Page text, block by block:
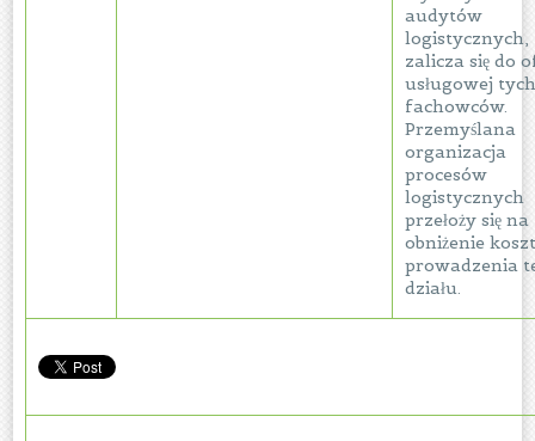
audytów
logistycznych,
zalicza się do
usługowej
fachowców.
Przemyślana
organizacja
procesów
logistycznych
przełoży się na
obniżenie
prowadzenia
działu.